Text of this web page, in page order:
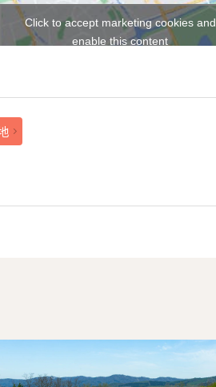
Click to accept marketing cookies and
enable this content